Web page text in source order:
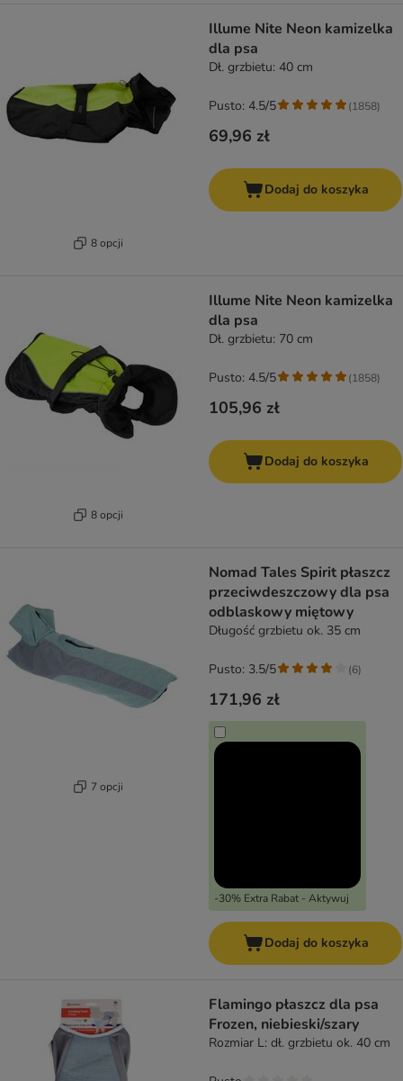
8 opcji
Illume Nite Neon kamizelka
dla psa
Dł. grzbietu: 40 cm
69,96 zł
Pusto: 4.5/5 (1858)
Dodaj do koszyka
8 opcji
Illume Nite Neon kamizelka
dla psa
Dł. grzbietu: 70 cm
105,96 zł
Pusto: 4.5/5 (1858)
Dodaj do koszyka
7 opcji
Nomad Tales Spirit płaszcz
przeciwdeszczowy dla psa
odblaskowy miętowy
Długość grzbietu ok. 35 cm
171,96 zł
-30% Extra Rabat - Aktywuj
Pusto: 3.5/5 (6)
Dodaj do koszyka
Flamingo płaszcz dla psa
Frozen, niebieski/szary
Rozmiar L: dł. grzbietu ok. 40 cm